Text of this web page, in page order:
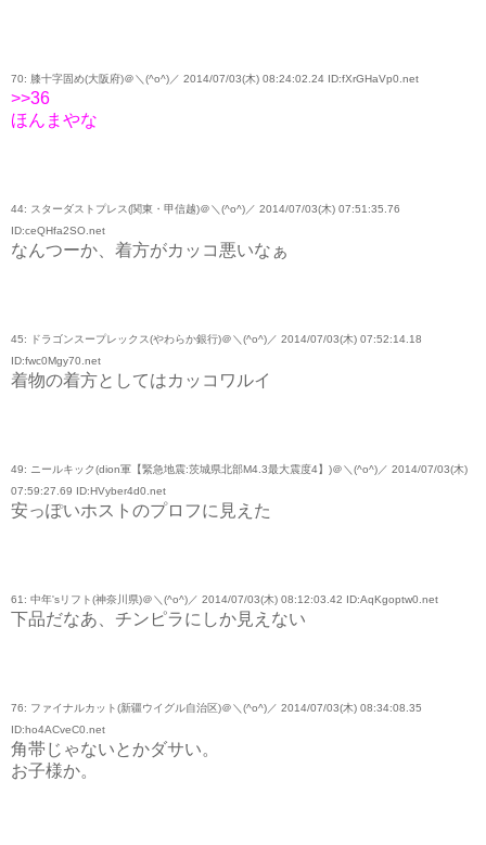
70: 膝十字固め(大阪府)＠＼(^o^)／ 2014/07/03(木) 08:24:02.24 ID:fXrGHaVp0.net
>>36
ほんまやな
44: スターダストプレス(関東・甲信越)＠＼(^o^)／ 2014/07/03(木) 07:51:35.76
ID:ceQHfa2SO.net
なんつーか、着方がカッコ悪いなぁ
45: ドラゴンスープレックス(やわらか銀行)＠＼(^o^)／ 2014/07/03(木) 07:52:14.18
ID:fwc0Mgy70.net
着物の着方としてはカッコワルイ
49: ニールキック(dion軍【緊急地震:茨城県北部M4.3最大震度4】)＠＼(^o^)／ 2014/07/03(木)
07:59:27.69 ID:HVyber4d0.net
安っぽいホストのプロフに見えた
61: 中年'sリフト(神奈川県)＠＼(^o^)／ 2014/07/03(木) 08:12:03.42 ID:AqKgoptw0.net
下品だなあ、チンピラにしか見えない
76: ファイナルカット(新疆ウイグル自治区)＠＼(^o^)／ 2014/07/03(木) 08:34:08.35
ID:ho4ACveC0.net
角帯じゃないとかダサい。
お子様か。